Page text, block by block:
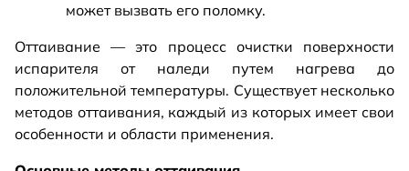
может вызвать его поломку.
Оттаивание — это процесс очистки поверхности
испарителя от наледи путем нагрева до
положительной температуры. Существует несколько
методов оттаивания, каждый из которых имеет свои
особенности и области применения.